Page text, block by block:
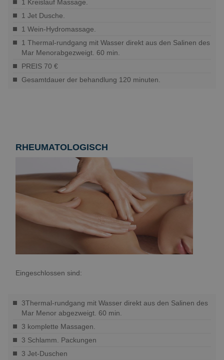
1 Kreislauf Massage.
1 Jet Dusche.
1 Wein-Hydromassage.
1 Thermal-rundgang mit Wasser direkt aus den Salinen des
Mar Menorabgezweigt. 60 min.
PREIS 70 €
Gesamtdauer der behandlung 120 minuten.
RHEUMATOLOGISCH
Eingeschlossen sind:
3Thermal-rundgang mit Wasser direkt aus den Salinen des
Mar Menor abgezweigt. 60 min.
3 komplette Massagen.
3 Schlamm. Packungen
3 Jet-Duschen